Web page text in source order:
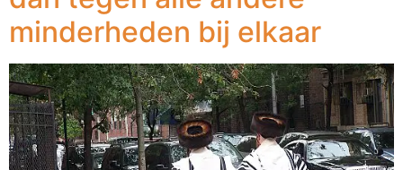
minderheden bij elkaar